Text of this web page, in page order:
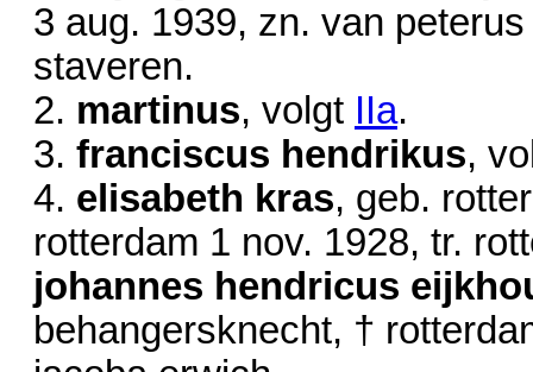
3 aug. 1939, zn. van
staveren.
2. martinus, volgt IIa.
3. franciscus hendrikus,
4. elisabeth kras, geb.
rotterdam 1 nov. 1928, tr.
johannes hendricus
behangersknecht, †